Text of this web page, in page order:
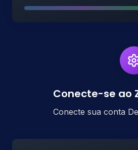
Conecte-se ao
Conecte sua conta